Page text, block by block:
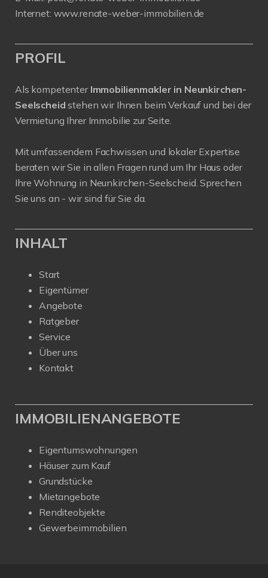
Internet: www.renate-weber-immobilien.de
PROFIL
Als kompetenter Immobilienmakler in Neunkirchen-
Seelscheidstehen wir Ihnen beim Verkauf und bei der
Vermietung Ihrer Immobilie zur Seite.
Mit umfassendem Fachwissen und lokaler Expertise
beraten wir Sie in allen Fragen rund um Ihr Haus oder
Ihre Wohnung in Neunkirchen-Seelscheid. Sprechen
Sie uns an - wir sind für Sie da.
INHALT
Start
Eigentümer
Angebote
Ratgeber
Service
Über uns
Kontakt
IMMOBILIENANGEBOTE
Eigentumswohnungen
Häuser zum Kauf
Grundstücke
Mietangebote
Renditeobjekte
Gewerbeimmobilien